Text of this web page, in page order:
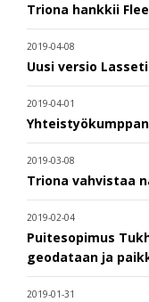
Triona hankkii
2019-04-08
Uusi versio
2019-04-01
2019-03-08
Triona vahvistaa
2019-02-04
Puitesopimus
geodataan ja
2019-01-31